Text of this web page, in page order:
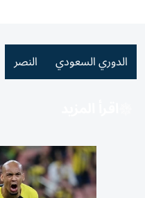
الدوري السعودي النصر